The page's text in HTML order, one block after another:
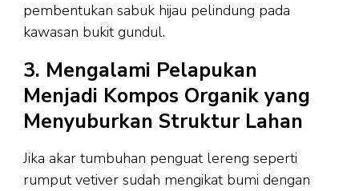
pembentukan sabuk hijau pelindung pada
kawasan bukit gundul.
3. Mengalami Pelapukan
Menjadi Kompos Organik yang
Menyuburkan Struktur Lahan
Jika akar tumbuhan penguat lereng seperti
rumput vetiver sudah mengikat bumi dengan